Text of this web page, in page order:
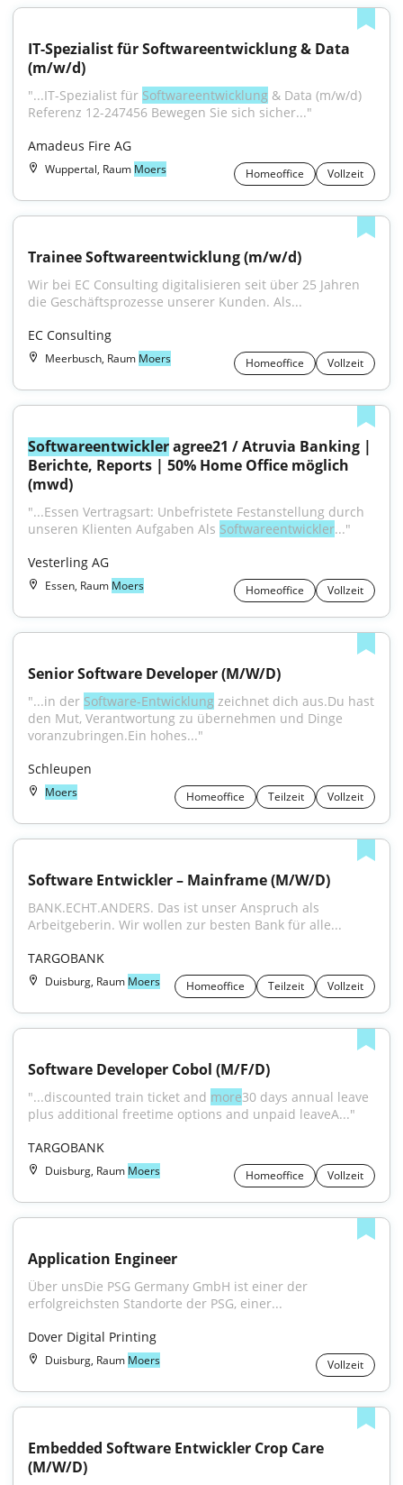
IT-Spezialist für Softwareentwicklung & Data
(m/w/d)
"...IT-Spezialist für Softwareentwicklung & Data (m/w/d)
Referenz 12-247456 Bewegen Sie sich sicher..."
Amadeus Fire AG
Wuppertal, Raum Moers Homeoffice Vollzeit
Trainee Softwareentwicklung (m/w/d)
Wir bei EC Consulting digitalisieren seit über 25 Jahren
die Geschäftsprozesse unserer Kunden. Als...
EC Consulting
Meerbusch, Raum Moers Homeoffice Vollzeit
Softwareentwickler agree21 / Atruvia Banking |
Berichte, Reports | 50% Home Office möglich
(mwd)
"...Essen Vertragsart: Unbefristete Festanstellung durch
unseren Klienten Aufgaben Als Softwareentwickler..."
Vesterling AG
Essen, Raum Moers Homeoffice Vollzeit
Senior Software Developer (M/W/D)
"...in der Software-Entwicklung zeichnet dich aus.Du hast
den Mut, Verantwortung zu übernehmen und Dinge
voranzubringen.Ein hohes..."
Schleupen
Moers Homeoffice Teilzeit Vollzeit
Software Entwickler – Mainframe (M/W/D)
BANK.ECHT.ANDERS. Das ist unser Anspruch als
Arbeitgeberin. Wir wollen zur besten Bank für alle...
TARGOBANK
Duisburg, Raum Moers Homeoffice Teilzeit Vollzeit
Software Developer Cobol (M/F/D)
"...discounted train ticket and more30 days annual leave
plus additional freetime options and unpaid leaveA..."
TARGOBANK
Duisburg, Raum Moers Homeoffice Vollzeit
Application Engineer
Über unsDie PSG Germany GmbH ist einer der
erfolgreichsten Standorte der PSG, einer...
Dover Digital Printing
Duisburg, Raum Moers Vollzeit
Embedded Software Entwickler Crop Care
(M/W/D)